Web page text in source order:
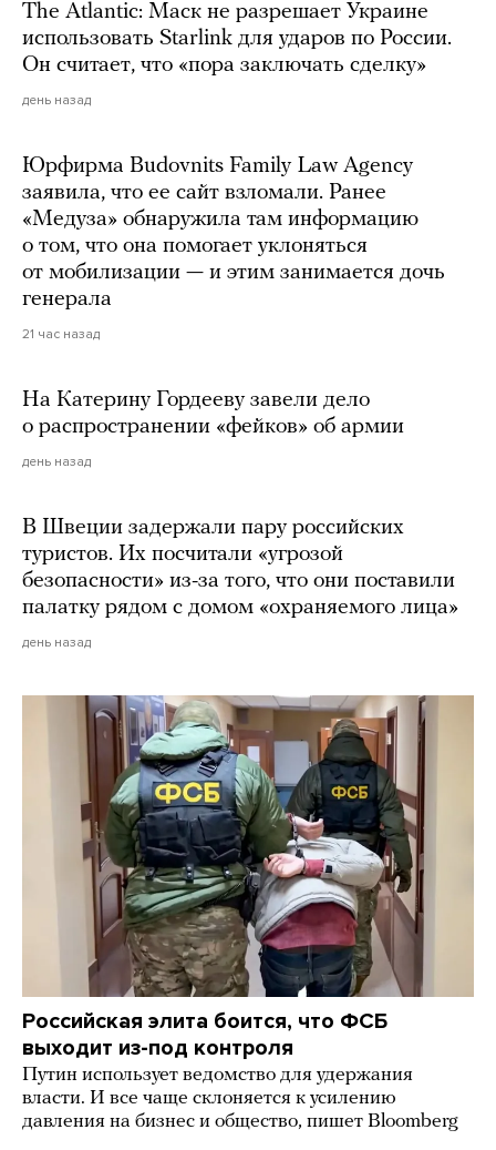
The Atlantic: Маск не разрешает Украине
использовать Starlink для ударов по России.
Он считает, что «пора заключать сделку»
день назад
Юрфирма Budovnits Family Law Agency
заявила, что ее сайт взломали. Ранее
«Медуза» обнаружила там информацию
о том, что она помогает уклоняться
от мобилизации — и этим занимается дочь
генерала
21 час назад
На Катерину Гордееву завели дело
о распространении «фейков» об армии
день назад
В Швеции задержали пару российских
туристов. Их посчитали «угрозой
безопасности» из-за того, что они поставили
палатку рядом с домом «охраняемого лица»
день назад
Российская элита боится, что ФСБ
выходит из-под контроля
Путин использует ведомство для удержания
власти. И все чаще склоняется к усилению
давления на бизнес и общество, пишет Bloomberg